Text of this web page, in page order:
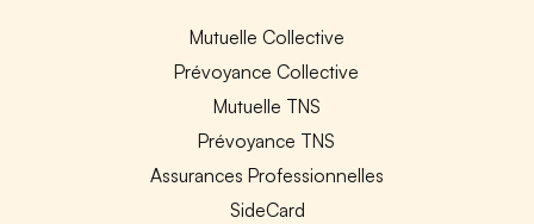
Mutuelle Collective
Prévoyance Collective
Mutuelle TNS
Prévoyance TNS
Assurances Professionnelles
SideCard